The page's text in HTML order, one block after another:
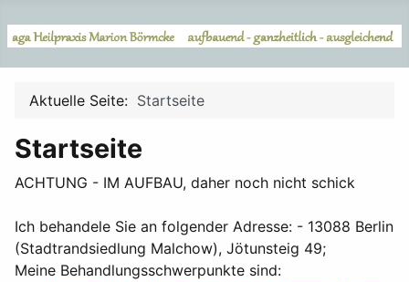
Aktuelle Seite: Startseite
Startseite
ACHTUNG - IM AUFBAU, daher noch nicht schick
Ich behandele Sie an folgender Adresse: - 13088 Berlin
(Stadtrandsiedlung Malchow), Jötunsteig 49;
Meine Behandlungsschwerpunkte sind: